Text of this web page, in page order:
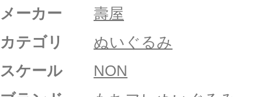
メーカー
壽屋
カテゴリ
ぬいぐるみ
スケール
NON